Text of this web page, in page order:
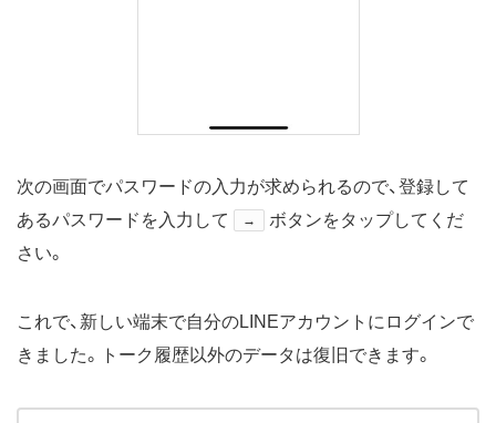
次の画面でパスワードの入力が求められるので、登録して
あるパスワードを入力して
→
ボタンをタップしてくだ
さい。
これで、新しい端末で自分のLINEアカウントにログインで
きました。トーク履歴以外のデータは復旧できます。